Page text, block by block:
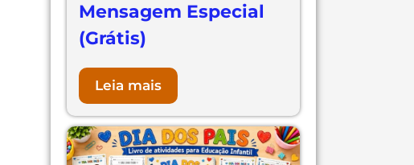
Mensagem Especial
(Grátis)
Leia mais